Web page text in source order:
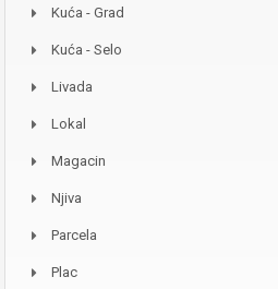
Kuća - Grad
Kuća - Selo
Livada
Lokal
Magacin
Njiva
Parcela
Plac